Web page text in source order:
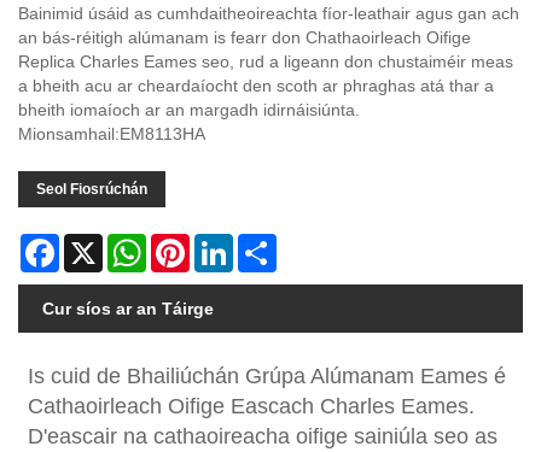
Bainimid úsáid as cumhdaitheoireachta fíor-leathair agus gan ach
an bás-réitigh alúmanam is fearr don Chathaoirleach Oifige
Replica Charles Eames seo, rud a ligeann don chustaiméir meas
a bheith acu ar cheardaíocht den scoth ar phraghas atá thar a
bheith iomaíoch ar an margadh idirnáisiúnta.
Mionsamhail:EM8113HA
Seol Fiosrúchán
Facebook
X WhatsAppPinterestLinkedIn
Cur síos ar an Táirge
Is cuid de Bhailiúchán Grúpa Alúmanam Eames é
Cathaoirleach Oifige Eascach Charles Eames.
D'eascair na cathaoireacha oifige sainiúla seo as